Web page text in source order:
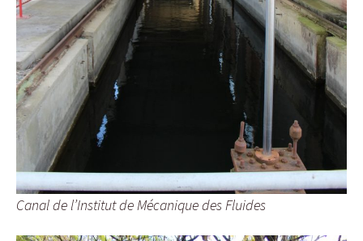
Canal de l’Institut de Mécanique des Fluides